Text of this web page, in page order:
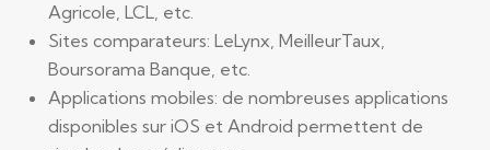
Agricole, LCL, etc.
Sites comparateurs: LeLynx, MeilleurTaux,
Boursorama Banque, etc.
Applications mobiles: de nombreuses applications
disponibles sur iOS et Android permettent de